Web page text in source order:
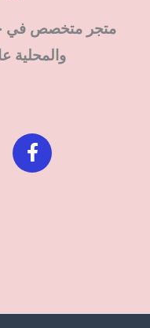
متجر متخصص في
والمحلية